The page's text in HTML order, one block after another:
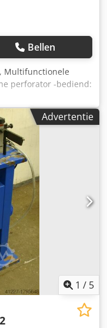
Bellen
, Multifunctionele
perforator -bediend:
-Type: 270164-1
Advertentie
1 / 5